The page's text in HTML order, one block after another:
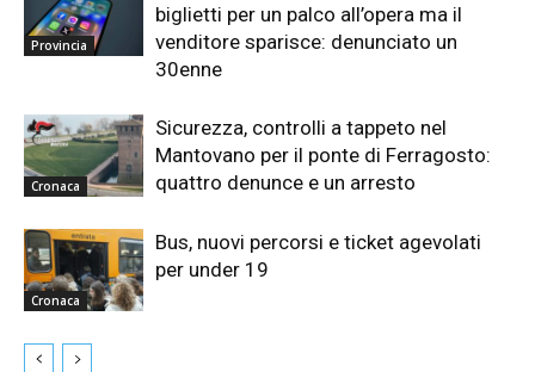
Provincia
biglietti per un palco all’opera ma il
venditore sparisce: denunciato un
30enne
Cronaca
Sicurezza, controlli a tappeto nel
Mantovano per il ponte di Ferragosto:
quattro denunce e un arresto
Cronaca
Bus, nuovi percorsi e ticket agevolati
per under 19